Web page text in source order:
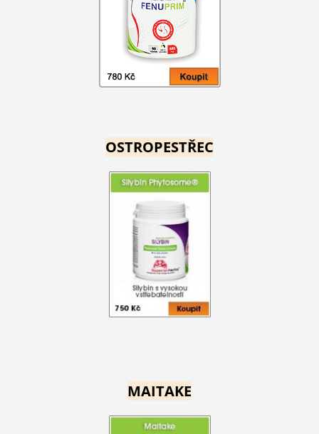
OSTROPESTŘEC
MAITAKE